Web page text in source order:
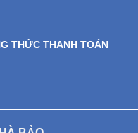
THỨC THANH TOÁN